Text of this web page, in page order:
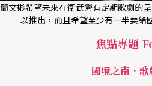
簡文彬希望未來在衛武營有定期歌劇的
以推出，而且希望至少有一半要給
焦點專題
國境之南．